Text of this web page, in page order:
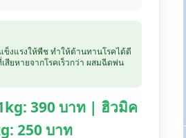
ข็งแรงให้พืช ทำให้ต้านทานโรคได้ดี
ยหายจากโรคเร็วกว่า ผสมฉีดพ่น
390 บาท | ฮิวมิค
250 บาท